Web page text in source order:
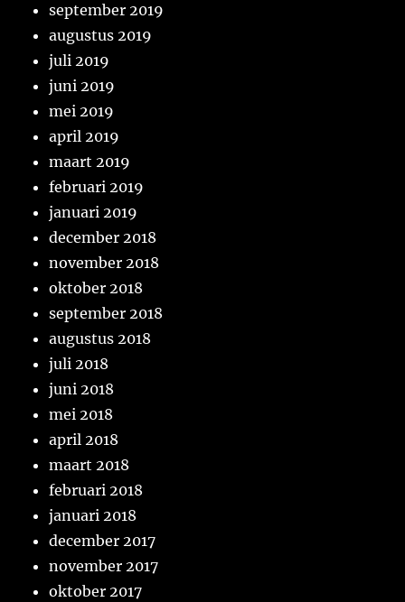
september 2019
augustus 2019
juli 2019
juni 2019
mei 2019
april 2019
maart 2019
februari 2019
januari 2019
december 2018
november 2018
oktober 2018
september 2018
augustus 2018
juli 2018
juni 2018
mei 2018
april 2018
maart 2018
februari 2018
januari 2018
december 2017
november 2017
oktober 2017